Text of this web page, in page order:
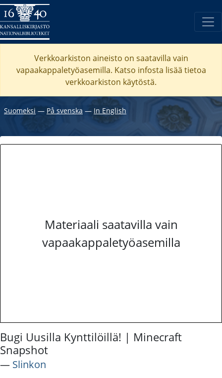
Verkkoarkiston aineisto on saatavilla vain
vapaakappaletyöasemilla. Katso infosta lisää tietoa
verkkoarkiston käytöstä.
Suomeksi ― På svenska ― In English
Materiaali saatavilla vain
vapaakappaletyöasemilla
Bugi Uusilla Kynttilöillä! | Minecraft
Snapshot
― Slinkon